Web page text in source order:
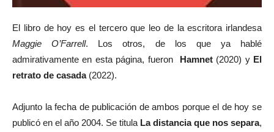
El libro de hoy es el tercero que leo de la escritora irlandesa
Maggie O’Farrell. Los otros, de los que ya hablé
admirativamente en esta página, fueron Hamnet (2020) y El
retrato de casada (2022).
Adjunto la fecha de publicación de ambos porque el de hoy se
publicó en el año 2004. Se titula La distancia que nos separa,